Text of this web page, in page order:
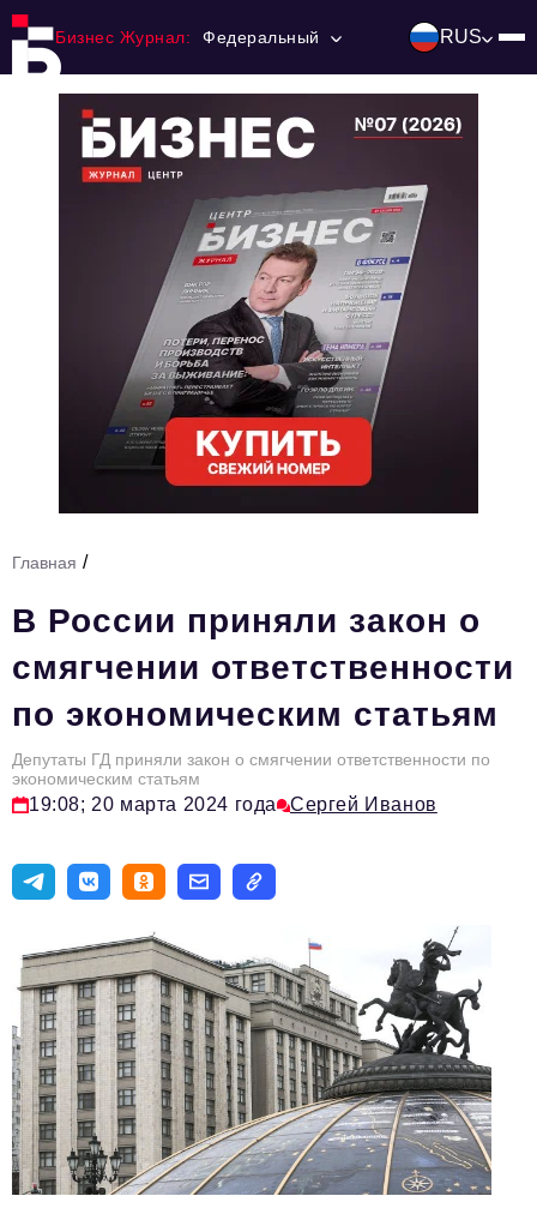
Бизнес Журнал: Федеральный RUS
Ниши и рынки
Технологии и тренды
HR
Персона номера
Юридический практикум
Стиль жизни
Туризм
ОПК
Эксперты
Авторские материалы
Видео
Телефон редакции:+7 495 727-01-67
Электронные почты редакции:
Информационный отдел
info@business-magazine.online
Главная /
В России приняли закон о
смягчении ответственности
по экономическим статьям
Депутаты ГД приняли закон о смягчении ответственности по
экономическим статьям
19:08; 20 марта 2024 года Сергей Иванов